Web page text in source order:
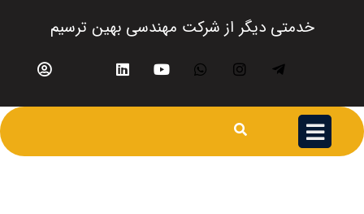
خدمتی دیگر از شرکت مهندسی بهین ترسیم